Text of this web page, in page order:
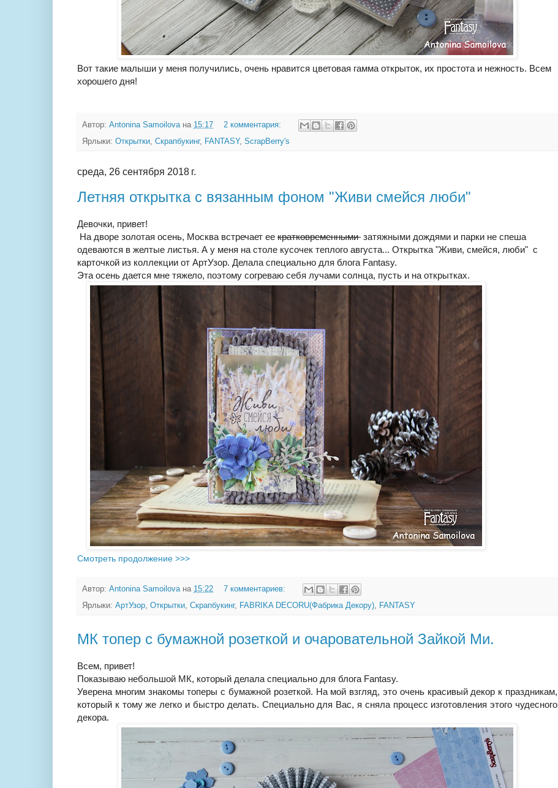
Вот такие малыши у меня получились, очень нравится цветовая гамма открыток, их простота и нежность. Всем
хорошего дня!
Автор: Antonina Samoilova на 15:17
2 комментария:
Ярлыки: Открытки, Скрапбукинг, FANTASY, ScrapBerry's
среда, 26 сентября 2018 г.
Летняя открытка с вязанным фоном "Живи смейся люби"
Девочки, привет!
На дворе золотая осень, Москва встречает ее кратковременными затяжными дождями и парки не спеша
одеваются в желтые листья. А у меня на столе кусочек теплого августа... Открытка "Живи, смейся, люби" с
карточкой из коллекции от АртУзор. Делала специально для блога Fantasy.
Эта осень дается мне тяжело, поэтому согреваю себя лучами солнца, пусть и на открытках.
Смотреть продолжение >>>
Автор: Antonina Samoilova на 15:22
7 комментариев:
Ярлыки: АртУзор, Открытки, Скрапбукинг, FABRIKA DECORU(Фабрика Декору), FANTASY
МК топер с бумажной розеткой и очаровательной Зайкой Ми.
Всем, привет!
Показываю небольшой МК, который делала специально для блога Fantasy.
Уверена многим знакомы топеры с бумажной розеткой. На мой взгляд, это очень красивый декор к праздникам,
который к тому же легко и быстро делать. Специально для Вас, я сняла процесс изготовления этого чудесного
декора.